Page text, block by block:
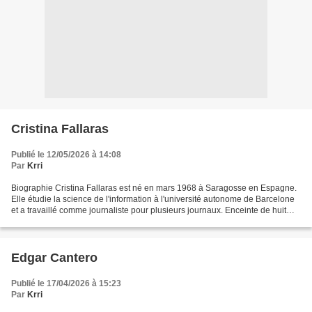
Cristina Fallaras
Publié le 12/05/2026 à 14:08
Par Krri
Biographie Cristina Fallaras est né en mars 1968 à Saragosse en Espagne.
Elle étudie la science de l'information à l'université autonome de Barcelone
et a travaillé comme journaliste pour plusieurs journaux. Enceinte de huit
Edgar Cantero
Publié le 17/04/2026 à 15:23
Par Krri